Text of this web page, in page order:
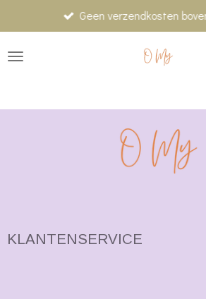
direct
naar
Geen verzendkosten
KLANTENSERVICE